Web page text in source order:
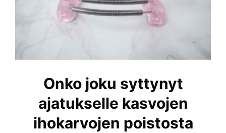
Onko joku syttynyt
ajatukselle kasvojen
ihokarvojen poistosta